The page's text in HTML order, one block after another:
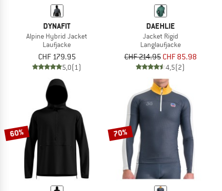
DYNAFIT
Alpine Hybrid Jacket
Laufjacke
CHF 179.95
5,0(1)
DAEHLIE
Jacket Rigid
Langlaufjacke
CHF 214.95 CHF 85.98
4,5(2)
60% 70%